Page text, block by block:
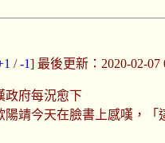
/-1] 最後更新：2020-02-07
政府每況愈下
陽靖今天在臉書上感嘆，